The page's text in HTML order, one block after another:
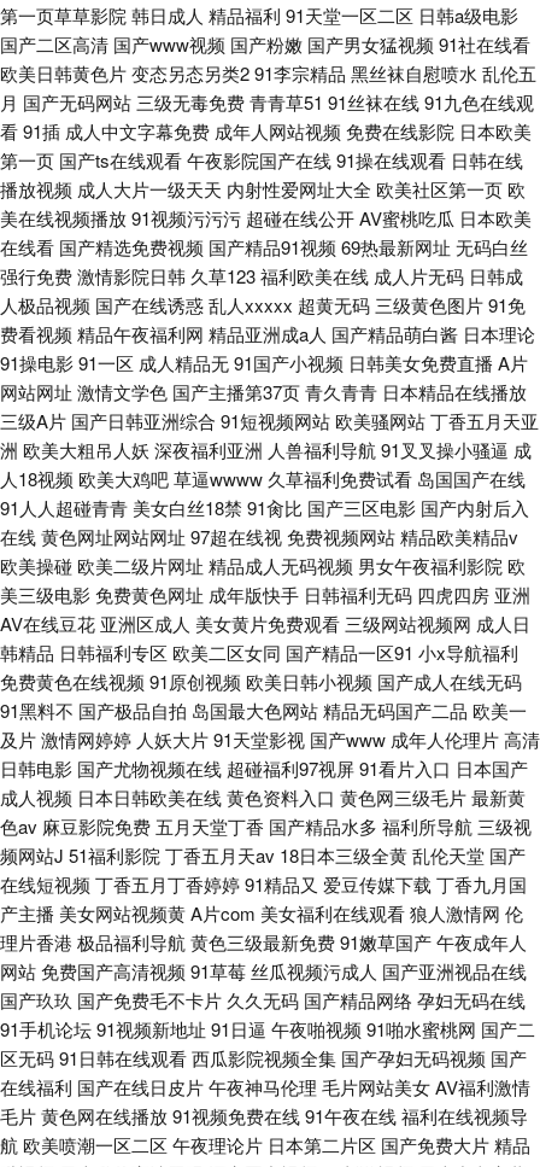
第一页草草影院 韩日成人 精品福利 91天堂一区二区 日韩a级电影
国产二区高清 国产www视频 国产粉嫩 国产男女猛视频 91社在线看
欧美日韩黄色片变态另态另类291李宗精品 黑丝袜自慰喷水 乱伦五
月 国产无码网站 三级无毒免费青青草51 91丝袜在线91九色在线观
看91插 成人中文字幕免费 成年人网站视频 免费在线影院 日本欧美
第一页 国产ts在线观看午夜影院国产在线91操在线观看 日韩在线
播放视频 成人大片一级天天 内射性爱网址大全 欧美社区第一页 欧
美在线视频播放91视频污污污 超碰在线公开AV蜜桃吃瓜 日本欧美
在线看 国产精选免费视频 国产精品91视频 69热最新网址 无码白丝
强行免费激情影院日韩 久草123福利欧美在线 成人片无码 日韩成
人极品视频 国产在线诱惑乱人xxxxx 超黄无码 三级黄色图片91免
费看视频 精品午夜福利网 精品亚洲成a人 国产精品萌白酱 日本理论
91操电影91一区 成人精品无91国产小视频 日韩美女免费直播 A片
网站网址 激情文学色 国产主播第37页青久青青 日本精品在线播放
三级A片 国产日韩亚洲综合 91短视频网站 欧美骚网站丁香五月天亚
洲 欧美大粗吊人妖 深夜福利亚洲 人兽福利导航 91叉叉操小骚逼 成
人18视频 欧美大鸡吧草逼wwww 久草福利免费试看 岛国国产在线
91人人超碰青青 美女白丝18禁 91肏比 国产三区电影 国产内射后入
在线黄色网址网站网址 97超在线视免费视频网站精品欧美精品v
欧美操碰 欧美二级片网址 精品成人无码视频 男女午夜福利影院 欧
美三级电影免费黄色网址 成年版快手 日韩福利无码 四虎四房 亚洲
AV在线豆花 亚洲区成人 美女黄片免费观看 三级网站视频网 成人日
韩精品 日韩福利专区 欧美二区女同 国产精品一区91 小x导航福利
免费黄色在线视频 91原创视频 欧美日韩小视频 国产成人在线无码
91黑料不 国产极品自拍 岛国最大色网站精品无码国产二品 欧美一
及片激情网婷婷 人妖大片91天堂影视 国产www 成年人伦理片高清
日韩电影 国产尤物视频在线 超碰福利97视屏91看片入口 日本国产
成人视频 日本日韩欧美在线黄色资料入口 黄色网三级毛片最新黄
色av 麻豆影院免费 五月天堂丁香 国产精品水多 福利所导航 三级视
频网站J 51福利影院 丁香五月天av 18日本三级全黄乱伦天堂 国产
在线短视频 丁香五月丁香婷婷91精品又 爱豆传媒下载 丁香九月国
产主播 美女网站视频黄A片com 美女福利在线观看狼人激情网 伦
理片香港 极品福利导航 黄色三级最新免费91嫩草国产午夜成年人
网站免费国产高清视频 91草莓丝瓜视频污成人 国产亚洲视品在线
国产玖玖 国产免费毛不卡片 久久无码 国产精品网络 孕妇无码在线
91手机论坛91视频新地址 91日逼 午夜啪视频 91啪水蜜桃网 国产二
区无码91日韩在线观看西瓜影院视频全集 国产孕妇无码视频 国产
在线福利 国产在线日皮片午夜神马伦理 毛片网站美女AV福利激情
毛片黄色网在线播放91视频免费在线91午夜在线福利在线视频导
航 欧美喷潮一区二区 午夜理论片 日本第二片区 国产免费大片精品